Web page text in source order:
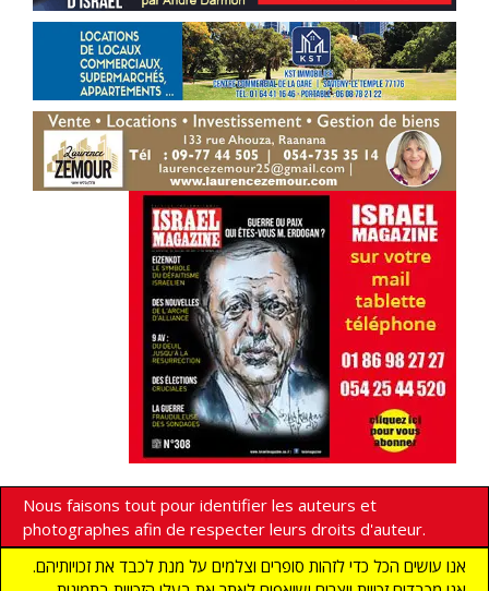
Nous faisons tout pour identifier les auteurs et
photographes afin de respecter leurs droits d'auteur.
אנו עושים הכל כדי לזהות סופרים וצלמים על מנת לכבד את זכויותיהם.